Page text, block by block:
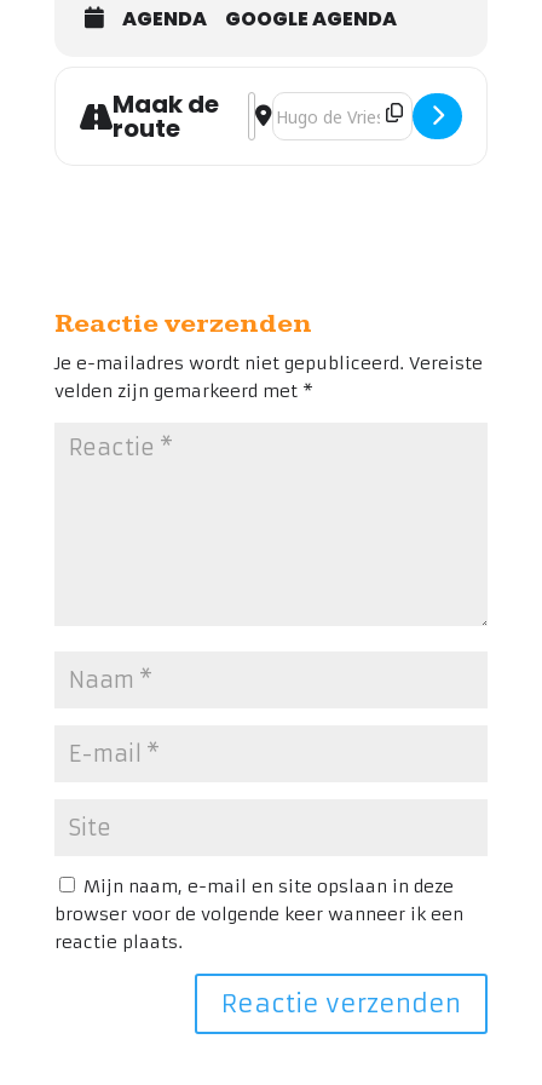
AGENDA GOOGLE AGENDA
Maak de
route
Address - Muziek in de Bron!
Destination Address - Muziek in
Reactie verzenden
Je e-mailadres wordt niet gepubliceerd. Vereiste
velden zijn gemarkeerd met *
Mijn naam, e-mail en site opslaan in deze
browser voor de volgende keer wanneer ik een
reactie plaats.